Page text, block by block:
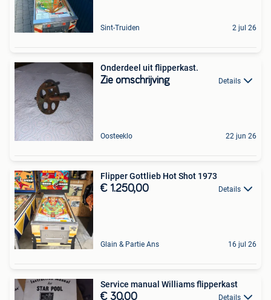
Sint-Truiden 2 jul 26
Onderdeel uit flipperkast.
Zie omschrijving Details
Oosteeklo 22 jun 26
Flipper Gottlieb Hot Shot 1973
€ 1.250,00 Details
Glain & Partie Ans 16 jul 26
Service manual Williams flipperkast
€ 30,00 Details